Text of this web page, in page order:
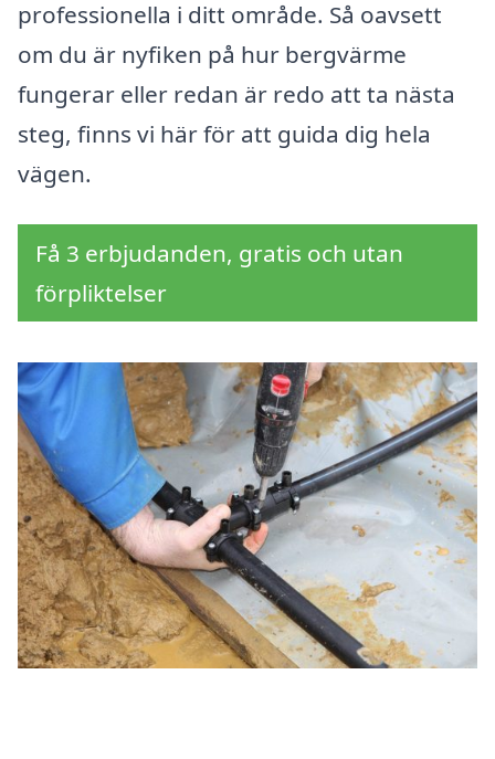
professionella i ditt område. Så oavsett
om du är nyfiken på hur bergvärme
fungerar eller redan är redo att ta nästa
steg, finns vi här för att guida dig hela
vägen.
Få 3 erbjudanden, gratis och utan
förpliktelser